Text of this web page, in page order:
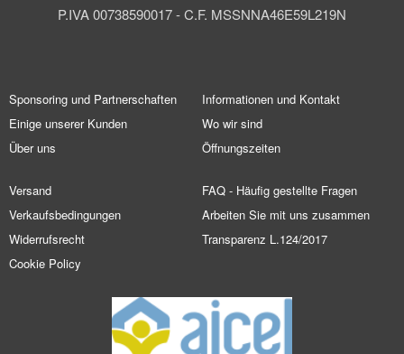
P.IVA 00738590017 - C.F. MSSNNA46E59L219N
Sponsoring und Partnerschaften
Einige unserer Kunden
Über uns
Informationen und Kontakt
Wo wir sind
Öffnungszeiten
Versand
Verkaufsbedingungen
Widerrufsrecht
Cookie Policy
FAQ - Häufig gestellte Fragen
Arbeiten Sie mit uns zusammen
Transparenz L.124/2017